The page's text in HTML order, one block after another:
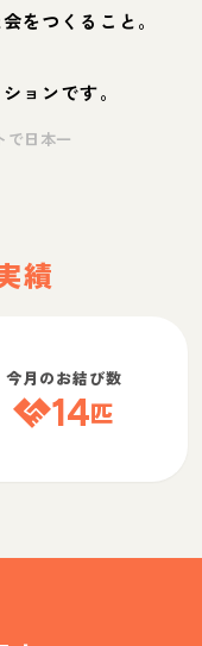
をつくること。
ョンです。
で日本一
績
今月のお結び数
14匹